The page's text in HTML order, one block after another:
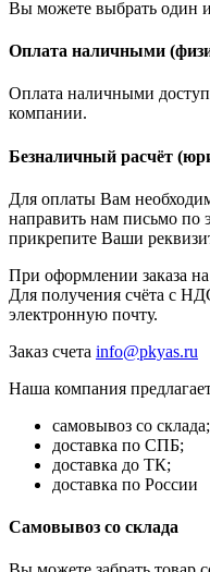
Вы можете выбрать один
Оплата наличными
Оплата наличными
компании.
Безналичный расчёт
Для оплаты Вам
направить нам письмо по
прикрепите Ваши
При оформлении заказа
Для получения счёта с
электронную почту.
Заказ счета info@pkyas.ru
Наша компания
самовывоз со склада;
доставка по СПБ;
доставка до ТК;
доставка по России
Самовывоз со склада